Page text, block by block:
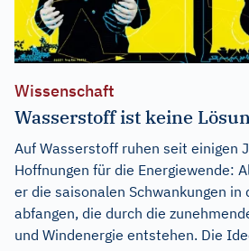
Wissenschaft
Wasserstoff ist keine
Auf Wasserstoff ruhen seit einigen
Hoffnungen für die Energiewende:
er die saisonalen Schwankungen
abfangen, die durch die
und Windenergie entstehen. Die